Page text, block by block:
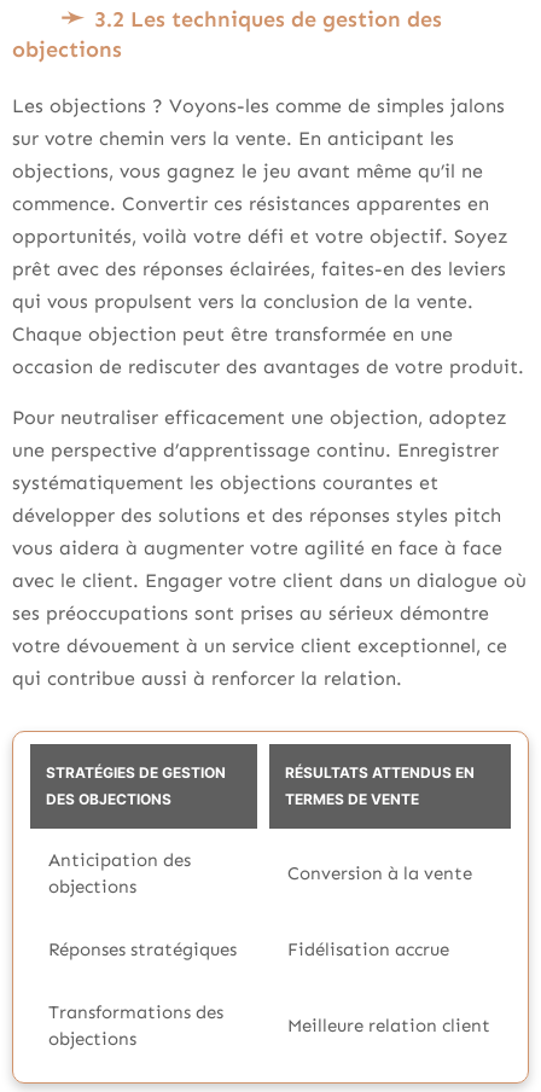
3.2 Les techniques de gestion des
objections
Les objections ? Voyons-les comme de simples jalons
sur votre chemin vers la vente. En anticipant les
objections, vous gagnez le jeu avant même qu’il ne
commence. Convertir ces résistances apparentes en
opportunités, voilà votre défi et votre objectif. Soyez
prêt avec des réponses éclairées, faites-en des leviers
qui vous propulsent vers la conclusion de la vente.
Chaque objection peut être transformée en une
occasion de rediscuter des avantages de votre produit.
Pour neutraliser efficacement une objection, adoptez
une perspective d’apprentissage continu. Enregistrer
systématiquement les objections courantes et
développer des solutions et des réponses styles pitch
vous aidera à augmenter votre agilité en face à face
avec le client. Engager votre client dans un dialogue où
ses préoccupations sont prises au sérieux démontre
votre dévouement à un service client exceptionnel, ce
qui contribue aussi à renforcer la relation.
STRATÉGIES DE GESTION
DES OBJECTIONS
RÉSULTATS ATTENDUS EN
TERMES DE VENTE
Anticipation des
objections
Conversion à la vente
Réponses stratégiques Fidélisation accrue
Transformations des
objections
Meilleure relation client